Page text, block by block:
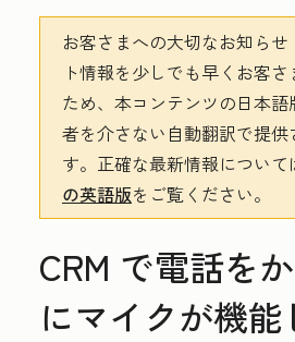
お客さまへの大切なお知らせ
ト情報を少しでも早くお客
ため、本コンテンツの日本語
者を介さない自動翻訳で提供
す。 正確な最新情報について
の英語版をご覧ください。
CRM で電話を
にマイクが機能